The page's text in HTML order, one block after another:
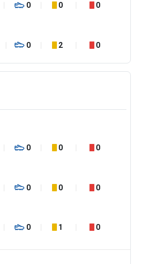
0 0 0
0 2 0
0 0 0
0 0 0
0 1 0